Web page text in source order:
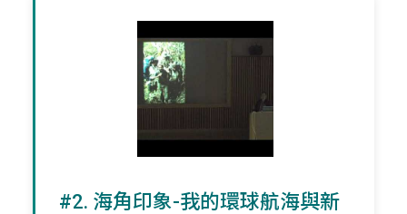
#2. 海角印象-我的環球航海與新